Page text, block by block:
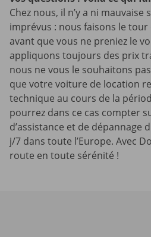
Chez nous, il n’y a ni mauvaise
imprévus : nous faisons le
avant que vous ne preniez le
appliquons toujours des prix
nous ne vous le souhaitons
que votre voiture de location
technique au cours de la
pourrez dans ce cas compter
d’assistance et de dépannage
j/7 dans toute l’Europe. Avec
route en toute sérénité !